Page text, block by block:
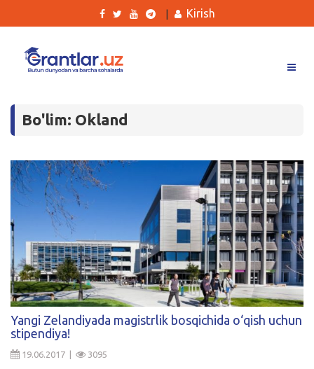
Tanlovlar
Kurslar
Blog
Yana
Qidirish
Kirish
Kirish
Bo'lim: Okland
Yangi Zelandiyada magistrlik bosqichida o‘qish uchun
stipendiya!
19.06.2017 | 3095